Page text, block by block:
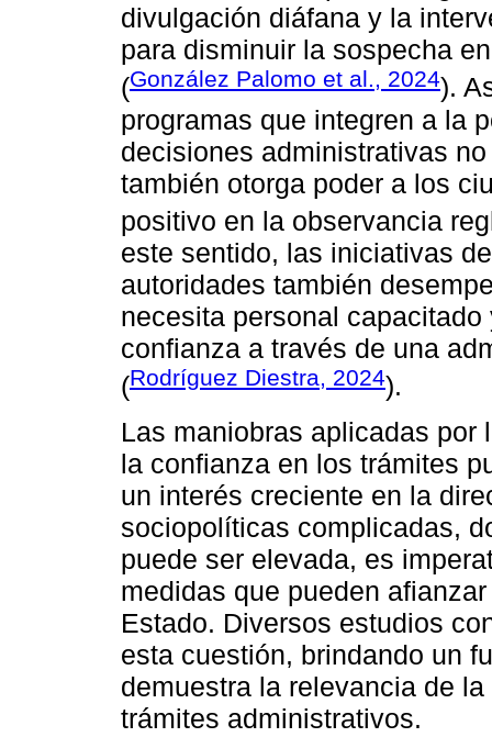
divulgación diáfana y la
para disminuir la sospecha
(González Palomo et al., 2024).
programas que integren a la
decisiones administrativas
también otorga poder a los
positivo en la observancia
este sentido, las iniciativas
autoridades también
necesita personal
confianza a través de una
(Rodríguez Diestra, 2024).
Las maniobras aplicadas por
la confianza en los trámites
un interés creciente en la
sociopolíticas complicadas,
puede ser elevada, es
medidas que pueden
Estado. Diversos estudios
esta cuestión, brindando un
demuestra la relevancia de
trámites administrativos.